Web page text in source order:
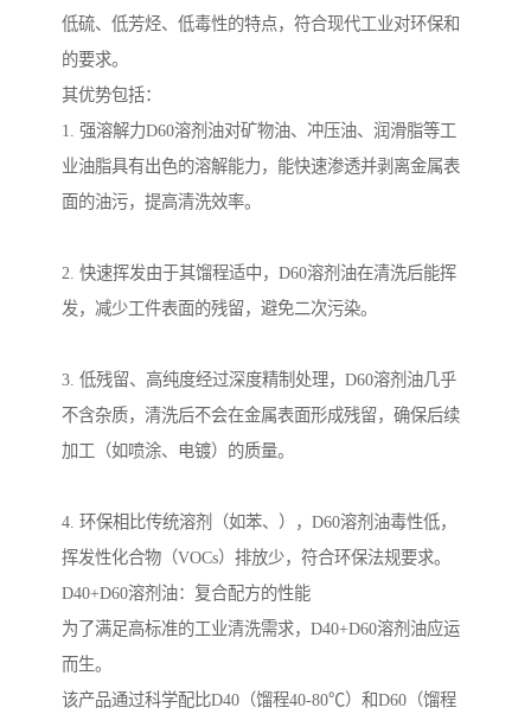
低硫、低芳烃、低毒性的特点，符合现代工业对环保和
的要求。
其优势包括：
1. 强溶解力D60溶剂油对矿物油、冲压油、润滑脂等工
业油脂具有出色的溶解能力，能快速渗透并剥离金属表
面的油污，提高清洗效率。
2. 快速挥发由于其馏程适中，D60溶剂油在清洗后能挥
发，减少工件表面的残留，避免二次污染。
3. 低残留、高纯度经过深度精制处理，D60溶剂油几乎
不含杂质，清洗后不会在金属表面形成残留，确保后续
加工（如喷涂、电镀）的质量。
4. 环保相比传统溶剂（如苯、），D60溶剂油毒性低，
挥发性化合物（VOCs）排放少，符合环保法规要求。
D40+D60溶剂油：复合配方的性能
为了满足高标准的工业清洗需求，D40+D60溶剂油应运
而生。
该产品通过科学配比D40（馏程40-80℃）和D60（馏程